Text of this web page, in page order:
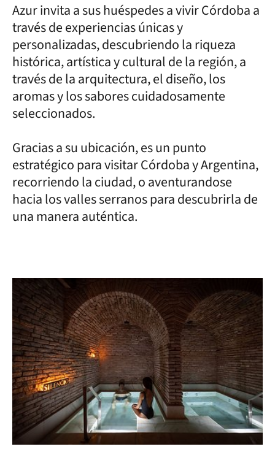
Azur invita a sus huéspedes a vivir Córdoba a
través de experiencias únicas y
personalizadas, descubriendo la riqueza
histórica, artística y cultural de la región, a
través de la arquitectura, el diseño, los
aromas y los sabores cuidadosamente
seleccionados.
Gracias a su ubicación, es un punto
estratégico para visitar Córdoba y Argentina,
recorriendo la ciudad, o aventurandose
hacia los valles serranos para descubrirla de
una manera auténtica.